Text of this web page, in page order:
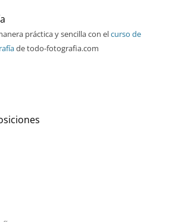
práctica y sencilla con elcurso de
de todo-fotografia.com